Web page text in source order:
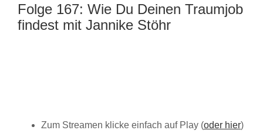
Folge 167: Wie Du Deinen Traumjob
findest mit Jannike Stöhr
Zum Streamen klicke einfach auf Play (oder hier)